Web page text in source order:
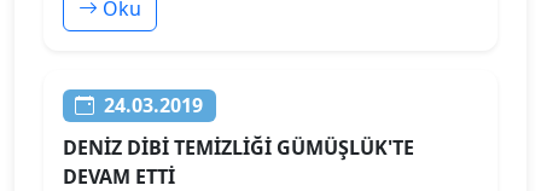
Oku
24.03.2019
DENİZ DİBİ TEMİZLİĞİ GÜMÜŞLÜK'TE
DEVAM ETTİ